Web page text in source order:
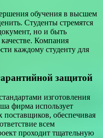
обучения в высшем
Студенты стремятся
но и быть
Компания
каждому студенту для
защитой
изготовления
фирма использует
поставщиков, обеспечивая
всем
проходит тщательную